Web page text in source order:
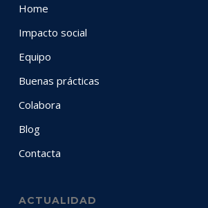
Home
Impacto social
Equipo
Buenas prácticas
Colabora
Blog
Contacta
ACTUALIDAD